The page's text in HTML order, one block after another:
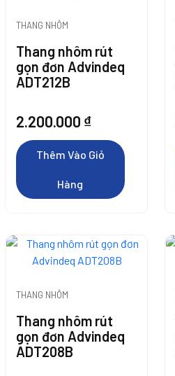
Hàng
Thêm Vào Giỏ
THANG NHÔM
Thang nhôm rút
gọn đơn Advindeq
ADT212B
2.200.000 ₫
Thêm Vào Giỏ
Hàng
THANG NHÔM
Thang nhôm rút
gọn đơn Advindeq
ADT208B